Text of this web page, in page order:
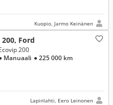
Kuopio, Jarmo Keinänen
Ford
200
Manuaali ● 225 000 km
Lapinlahti, Eero Leinonen